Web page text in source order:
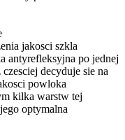
jakosci szkla
antyrefleksyjna po jednej
decyduje sie na
powloka
kilka warstw tej
optymalna